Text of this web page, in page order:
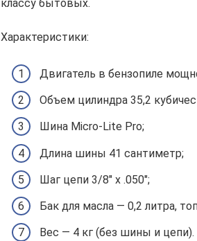
классу бытовых.
Характеристики:
Двигатель в бензопиле
Объем цилиндра 35,2
Шина Micro-Lite Pro;
Длина шины 41 сантиметр;
Шаг цепи 3/8″ х .050″;
Бак для масла — 0,2 литра,
Вес — 4 кг (без шины и цепи).